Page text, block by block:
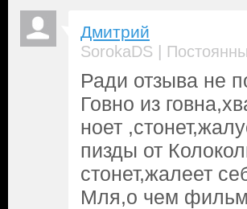
Дмитрий
SorokaDS |
Ради отзыва не
Говно из
ноет
пизды от
стонет,жалеет
Мля,о чем